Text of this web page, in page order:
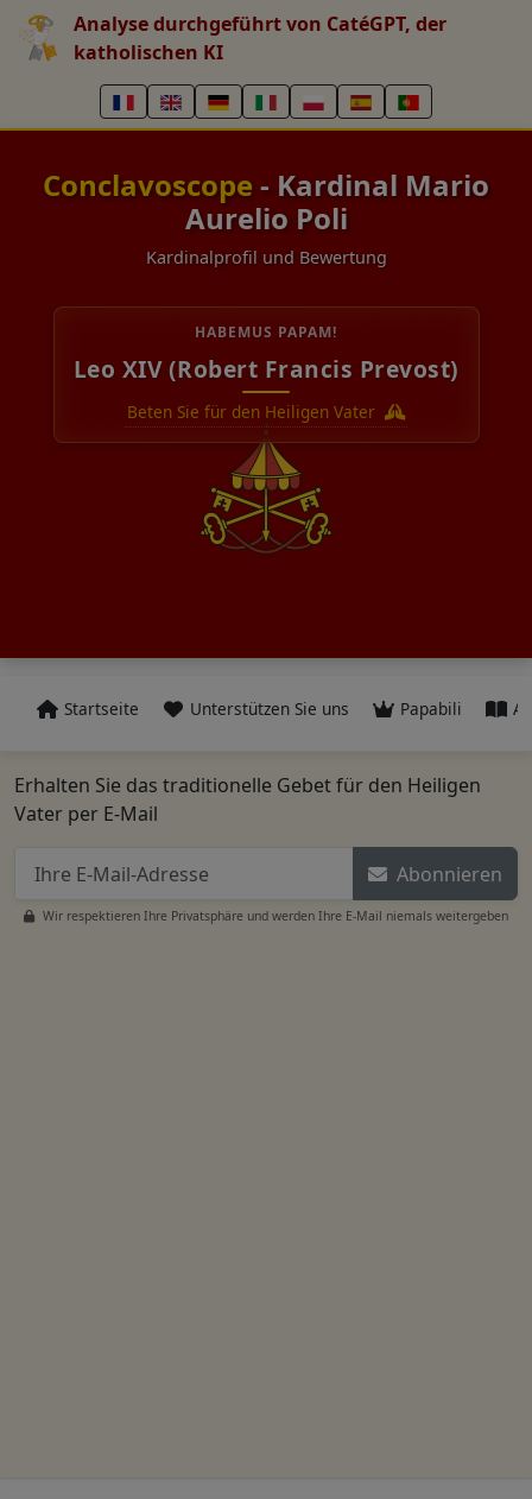
Analyse durchgeführt von CatéGPT, der
katholischen KI
Conclavoscope - Kardinal Mario
Aurelio Poli
Kardinalprofil und Bewertung
HABEMUS PAPAM!
Leo XIV (Robert Francis Prevost)
Beten Sie für den Heiligen Vater
Startseite Unterstützen Sie uns Papabili
Erhalten Sie das traditionelle Gebet für den Heiligen
Vater per E-Mail
Abonnieren
Wir respektieren Ihre Privatsphäre und werden Ihre E-Mail niemals weitergeben